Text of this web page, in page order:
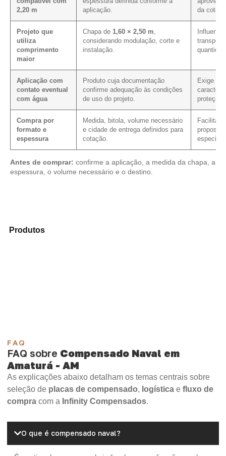
2,20 m
aplicação.
da
Projeto que
utiliza
comprimento
maior
Chapa de 1,60 × 2,50 m
considerando modulação, corte e
instalação.
Aplicação com
contato eventual
com água
Produto cuja documentação
confirme adequação às condições
de uso do projeto.
Exige
Compra por
formato e
espessura
Medida, bitola, volume necessário
e cidade de entrega definidos para
cotação.
Facilita a
Antes de comprar: confirme a aplicação, a medida da chapa, a
espessura, o volume necessário e o destino.
Produtos
FAQ
FAQ sobre Compensado Naval em
Amaturá - AM
As explicações abaixo detalham os temas centrais sobre
seleção de placas de compensado, logística e fluxo de
compra com a Infinity Compensados.
O que é compensado naval?